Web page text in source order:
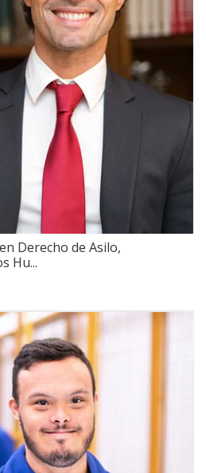
Derecho de Asilo,
Hu...